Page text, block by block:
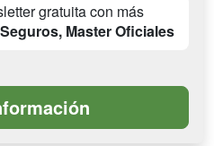
gratuita con más
Master Oficiales